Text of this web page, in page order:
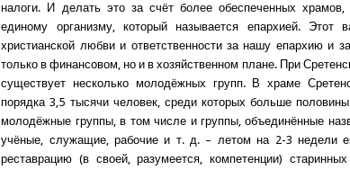
налоги. И делать это за счёт более обеспеченных
единому организму, который называется епархией.
христианской любви и ответственности за нашу епархию и
только в финансовом, но и в хозяйственном плане. При
существует несколько молодёжных групп. В храме
порядка 3,5 тысячи человек, среди которых больше
молодёжные группы, в том числе и группы, объединённые
учёные, служащие, рабочие и т. д. – летом на 2-3 недели
реставрацию (в своей, разумеется, компетенции)